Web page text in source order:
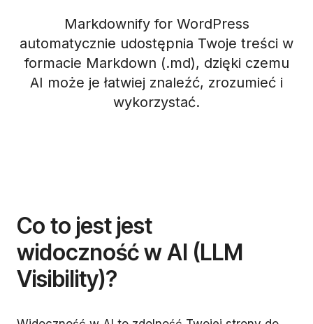
Markdownify for WordPress
automatycznie udostępnia Twoje treści w
formacie Markdown (.md), dzięki czemu
AI może je łatwiej znaleźć, zrozumieć i
wykorzystać.
Co to jest jest
widoczność w AI (LLM
Visibility)?